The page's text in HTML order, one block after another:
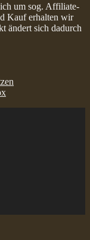
um sog. Affiliate-
Kauf erhalten wir
ändert sich dadurch